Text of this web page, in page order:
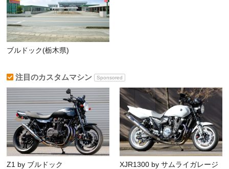
ブルドック(栃木県)
注目のカスタムマシン Sponsored
Z1 by ブルドック XJR1300 by サムライガレージ